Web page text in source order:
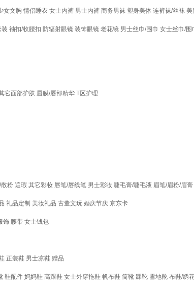
女文胸 情侣睡衣 女士内裤 男士内裤 商务男袜 塑身美体 连裤袜/丝袜 美
装 袖扣/收腰扣 防辐射眼镜 装饰眼镜 老花镜 男士丝巾/围巾 女士丝巾/围
它面部护肤 唇膜/唇部精华 T区护理
粉 遮瑕 其它彩妆 唇笔/唇线笔 男士彩妆 睫毛膏/睫毛液 眉笔/眉粉/眉膏
礼品定制 美妆礼品 古董文玩 婚庆节庆 京东卡
饰 腰带 女士钱包
正装鞋 男士凉鞋 赠品
鞋配件 妈妈鞋 高跟鞋 女士外穿拖鞋 帆布鞋 筒靴 踝靴 雪地靴 布鞋/绣